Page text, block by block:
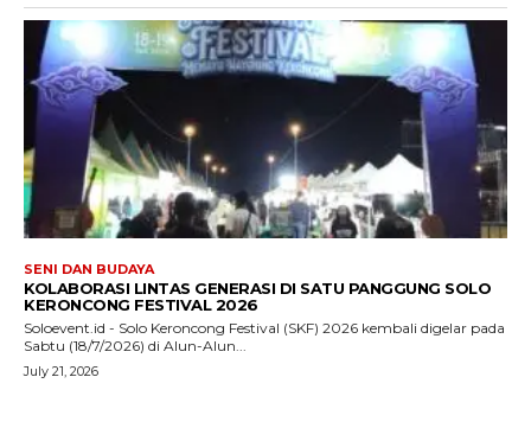
SENI DAN BUDAYA
KOLABORASI LINTAS GENERASI DI SATU PANGGUNG SOLO
KERONCONG FESTIVAL 2026
Soloevent.id - Solo Keroncong Festival (SKF) 2026 kembali digelar pada
Sabtu (18/7/2026) di Alun-Alun...
July 21, 2026